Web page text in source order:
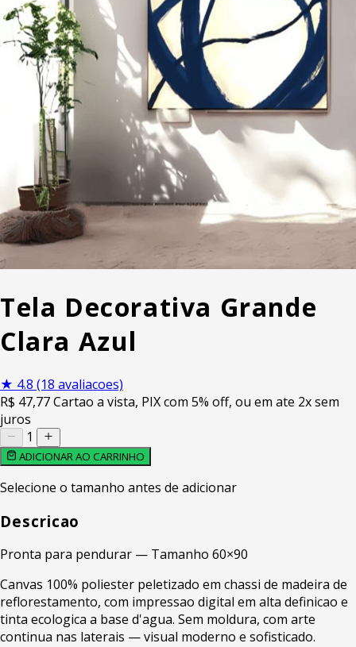
Tela Decorativa Grande
Clara Azul
★ 4.8 (18 avaliacoes)
R$ 47,77Cartao a vista, PIX com 5% off, ou em ate 2x sem
juros
1
ADICIONAR AO CARRINHO
Selecione o tamanho antes de adicionar
Descricao
Pronta para pendurar — Tamanho 60×90
Canvas 100% poliester peletizado em chassi de madeira de
reflorestamento, com impressao digital em alta definicao e
tinta ecologica a base d'agua. Sem moldura, com arte
continua nas laterais — visual moderno e sofisticado.